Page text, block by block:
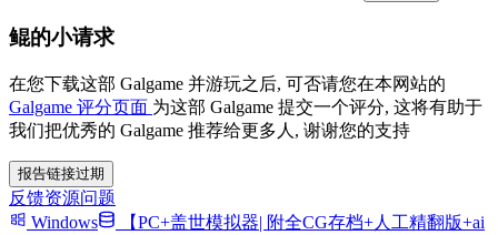
鲲的小请求
在您下载这部 Galgame 并游玩之后, 可否请您在本网站的
Galgame 评分页面 为这部 Galgame 提交一个评分, 这将有助于
我们把优秀的 Galgame 推荐给更多人, 谢谢您的支持
报告链接过期
反馈资源问题
Windows
【PC+盖世模拟器| 附全CG存档+人工精翻版+ai